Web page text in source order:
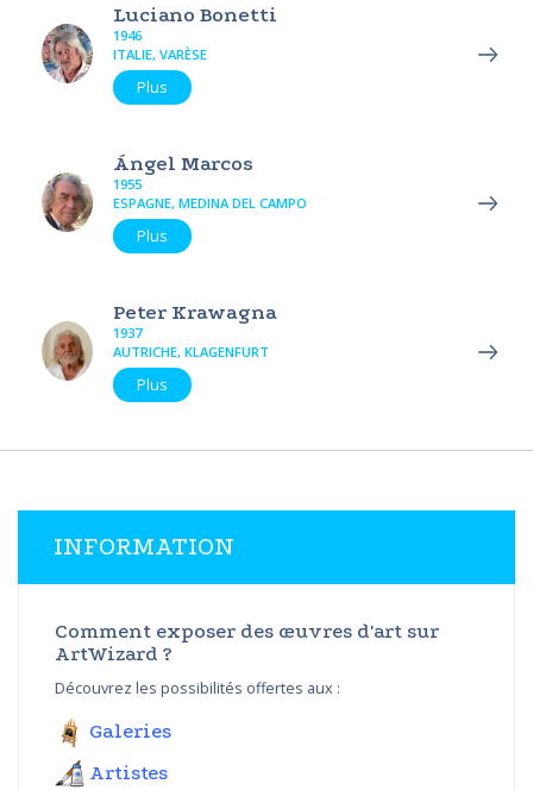
Luciano Bonetti
1946
ITALIE, VARÈSE
Plus
Ángel Marcos
1955
ESPAGNE, MEDINA DEL CAMPO
Plus
Peter Krawagna
1937
AUTRICHE, KLAGENFURT
Plus
INFORMATION
Comment exposer des œuvres d'art sur
ArtWizard ?
Découvrez les possibilités offertes aux :
Galeries
Artistes